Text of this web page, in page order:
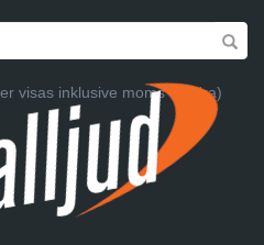
visas inklusive moms (Ändra)